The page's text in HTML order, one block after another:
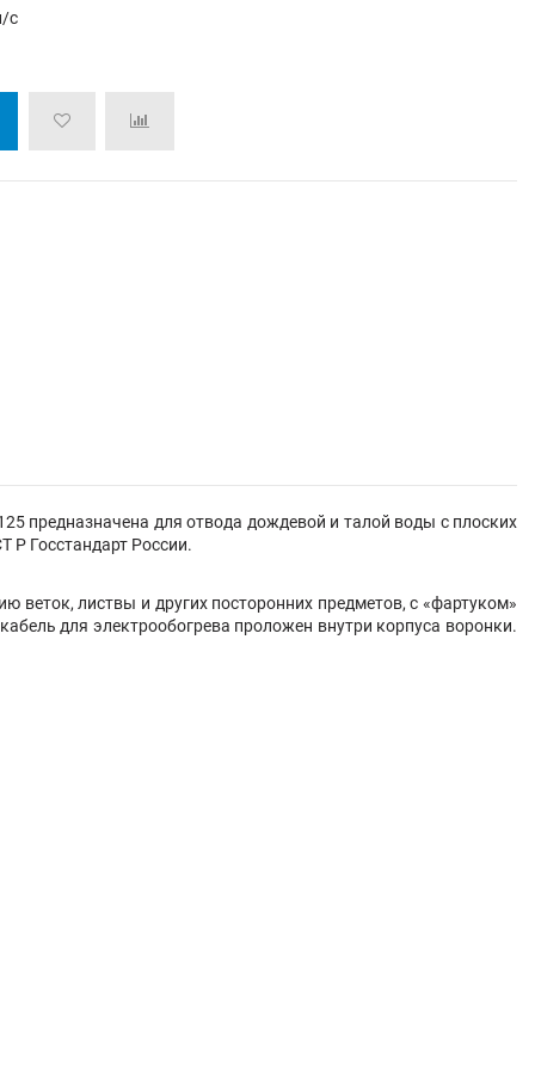
с
предназначена для отвода дождевой и талой воды с плоских
Р Госстандарт России.
листвы и других посторонних предметов, с «фартуком»
для электрообогрева проложен внутри корпуса воронки.